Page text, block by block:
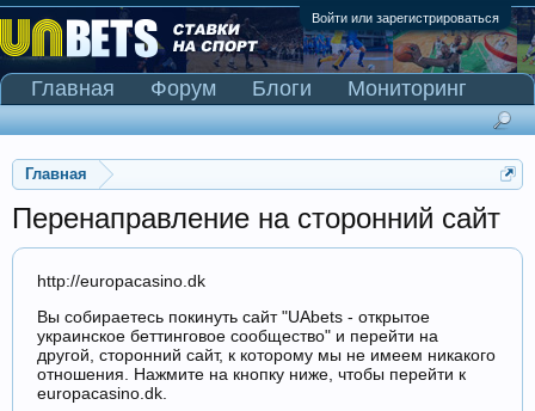
Войти или зарегистрироваться
Главная
Перенаправление на сторонний сайт
http://europacasino.dk
Вы собираетесь покинуть сайт "UAbets - открытое
украинское беттинговое сообщество" и перейти на
другой, сторонний сайт, к которому мы не имеем никакого
отношения. Нажмите на кнопку ниже, чтобы перейти к
europacasino.dk.
Главная Форум Блоги
Мониторинг
Сканер Pinnacle